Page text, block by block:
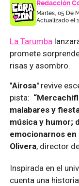
Redacción
Martes, 05 De
Actualizado el
La Tarumba
promete
risas y asombro.
"Airosa"revive
pista:
malabares y
música y humor;
emocionarnos en
Olivera, director
Inspirada en el
cuenta una